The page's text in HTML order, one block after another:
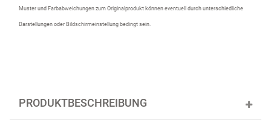
Muster und Farbabweichungen zum Originalprodukt können eventuell durch unterschiedliche
Darstellungen oder Bildschirmeinstellung bedingt sein.
PRODUKTBESCHREIBUNG